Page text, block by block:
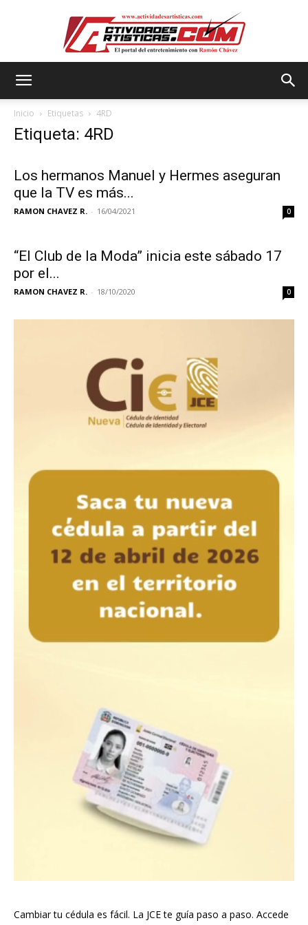
Inicio Etiquetas 4RD
Etiqueta: 4RD
Los hermanos Manuel y Hermes aseguran
que la TV es más...
RAMON CHAVEZ R. - 16/04/2021 0
“El Club de la Moda” inicia este sábado 17
por el...
RAMON CHAVEZ R. - 18/10/2020 0
Cambiar tu cédula es fácil. La JCE te guía paso a paso. Accede